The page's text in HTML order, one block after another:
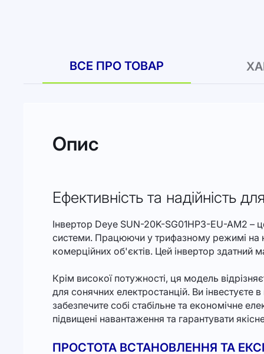
ВСЕ ПРО ТОВАР
Опис
Ефективність та надійність
Інвертор Deye SUN-20K-SG01HP3-EU-AM2 –
системи. Працюючи у трифазному режимі на
комерційних об'єктів. Цей інвертор здатний
Крім високої потужності, ця модель
для сонячних електростанцій. Ви інвестуєте
забезпечите собі стабільне та економічне
підвищені навантаження та гарантувати
ПРОСТОТА ВСТАНОВЛЕННЯ ТА